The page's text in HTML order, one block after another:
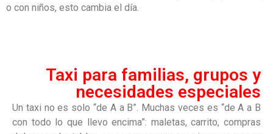
o con niños, esto cambia el día.
Taxi para familias, grupos y
necesidades especiales
Un taxi no es solo “de A a B”. Muchas veces es “de A a B
con todo lo que llevo encima”: maletas, carrito, compras